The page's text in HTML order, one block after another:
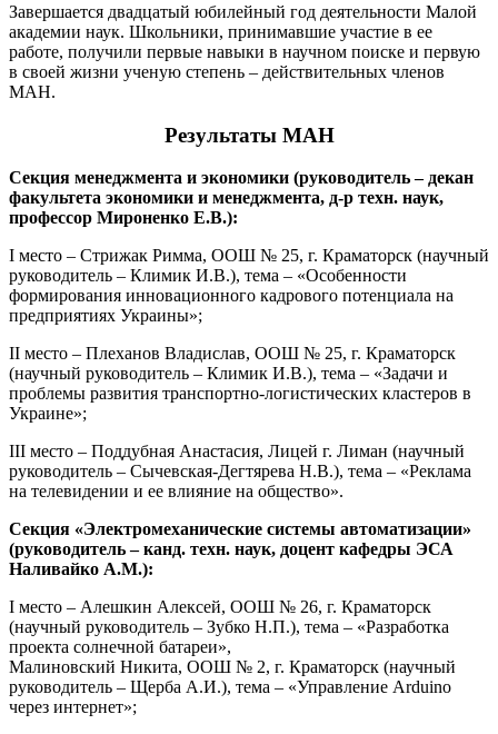
Завершается двадцатый юбилейный год деятельности Малой
академии наук. Школьники, принимавшие участие в ее
работе, получили первые навыки в научном поиске и первую
в своей жизни ученую степень – действительных членов
МАН.
Результаты МАН
Секция менеджмента и экономики (руководитель – декан
факультета экономики и менеджмента, д-р техн. наук,
профессор Мироненко Е.В.):
I место – Стрижак Римма, ООШ № 25, г. Краматорск (научный
руководитель – Климик И.В.), тема – «Особенности
формирования инновационного кадрового потенциала на
предприятиях Украины»;
II место – Плеханов Владислав, ООШ № 25, г. Краматорск
(научный руководитель – Климик И.В.), тема – «Задачи и
проблемы развития транспортно-логистических кластеров в
Украине»;
III место – Поддубная Анастасия, Лицей г. Лиман (научный
руководитель – Сычевская-Дегтярева Н.В.), тема – «Реклама
на телевидении и ее влияние на общество».
Секция «Электромеханические системы автоматизации»
(руководитель – канд. техн. наук, доцент кафедры ЭСА
Наливайко А.М.):
I место – Алешкин Алексей, ООШ № 26, г. Краматорск
(научный руководитель – Зубко Н.П.), тема – «Разработка
проекта солнечной батареи»,
Малиновский Никита, ООШ № 2, г. Краматорск (научный
руководитель – Щерба А.И.), тема – «Управление Arduino
через интернет»;